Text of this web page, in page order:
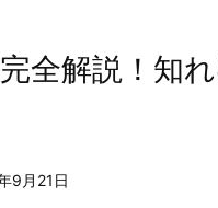
全解説！知
9月21日